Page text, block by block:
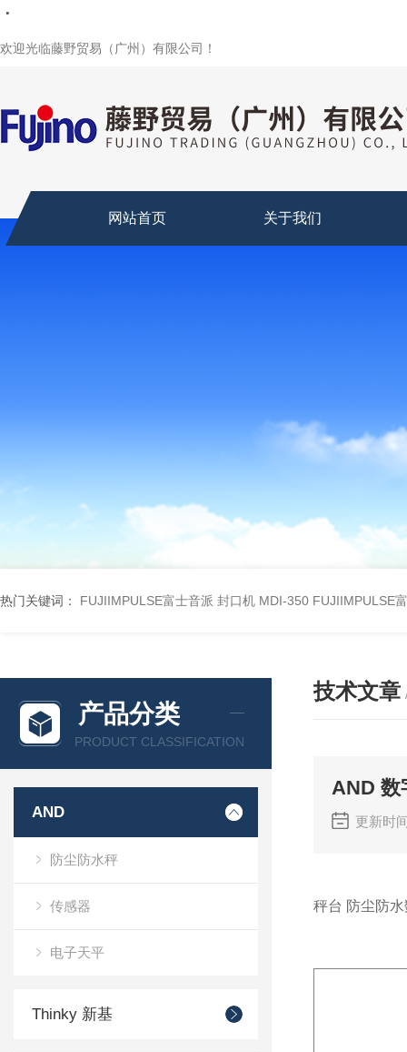
欢迎光临藤野贸易（广州）有限公司！
网站首页 关于我们
热门关键词： FUJIIMPULSE富士音派 封口机 MDI-350 FUJIIMPULSE
产品分类
PRODUCT CLASSIFICATION
AND
防尘防水秤
传感器
电子天平
Thinky 新基
技术文章
AND 数
更新时
秤台 防尘防
・・・・・・・・